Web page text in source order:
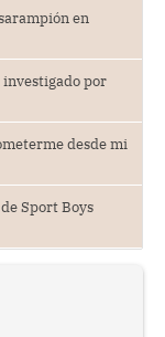
en
por
desde mi
Sport Boys